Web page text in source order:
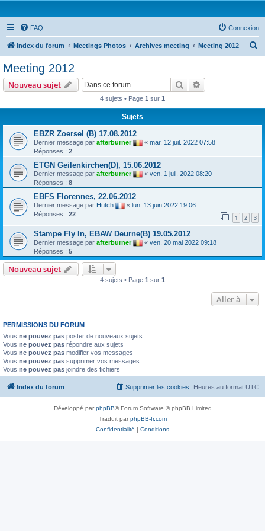
FAQ Connexion
Index du forum Meetings Photos Archives meeting Meeting 2012
e
Meeting 2012
Nouveau sujet Rechercher
4 sujets • Page 1 sur 1
Sujets
EBZR Zoersel (B) 17.08.2012
Dernier message par afterburner « mar. 12 juil. 2022 07:58
Réponses : 2
ETGN Geilenkirchen(D), 15.06.2012
Dernier message par afterburner « ven. 1 juil. 2022 08:20
Réponses : 8
EBFS Florennes, 22.06.2012
Dernier message par Hutch « lun. 13 juin 2022 19:06
Réponses : 22 1 2 3
Stampe Fly In, EBAW Deurne(B) 19.05.2012
Dernier message par afterburner « ven. 20 mai 2022 09:18
Réponses : 5
Nouveau sujet
4 sujets • Page 1 sur 1
Aller à
PERMISSIONS DU FORUM
Vous ne pouvez pas poster de nouveaux sujets
Vous ne pouvez pas répondre aux sujets
Vous ne pouvez pas modifier vos messages
Vous ne pouvez pas supprimer vos messages
Vous ne pouvez pas joindre des fichiers
Index du forum Heures au format UTC
Supprimer les cookies
Développé parphpBB® Forum Software © phpBB Limited
Traduit parphpBB-fr.com
Confidentialité | Conditions